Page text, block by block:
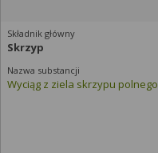
Skrzyp
Wyciąg z ziela skrzypu polnego